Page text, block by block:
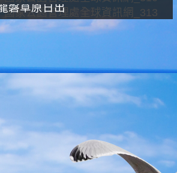
磐草原日出